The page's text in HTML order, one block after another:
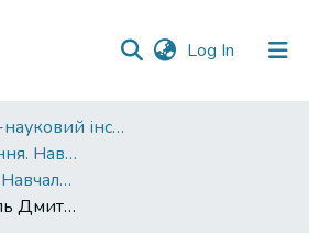
Log In (current)
Навчально-науковий інститут агротехнологій, селекції та екології
Друковані видання. Навчально-науковий інститут агротехнологій, селекції та екології
Фахові видання. Навчально-науковий інститут агротехнологій, селекції та екології
Мединець Василь Дмитрович